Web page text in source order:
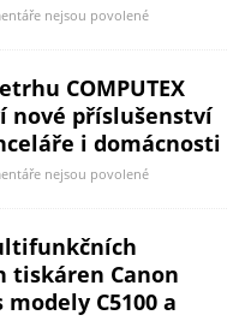
nejsou povolené
COMPUTEX
nové příslušenství
i domácnosti
nejsou povolené
tiskáren Canon
modely C5100 a